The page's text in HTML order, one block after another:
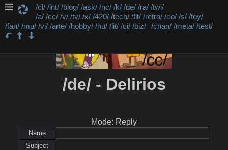
/cl/ /int/ /blog/ /ask/ /nc/ /k/ /de/ /ra/ /twi/
/a/ /cc/ /v/ /tv/ /x/ /420/ /tech/ /fit/ /retro/ /co/ /s/ /toy/
/fan/ /mu/ /vi/ /arte/ /hobby/ /hu/ /lit/ /ci/ /biz/ /chan/ /meta/ /test/
/de/ - Delirios
Mode: Reply
Name
Subject